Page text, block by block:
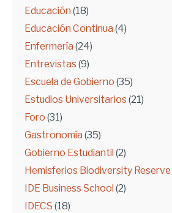
Educación (18)
Educación Continua (4)
Enfermería (24)
Entrevistas (9)
Escuela de Gobierno (35)
Estudios Universitarios (21)
Foro (31)
Gastronomía (35)
Gobierno Estudiantil (2)
Hemisferios Biodiversity Reserve
IDE Business School (2)
IDECS (18)